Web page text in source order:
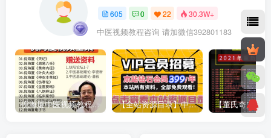
605 0 22 30.3W+
中医视频教程咨询 请加微信392801183
倪海厦中医视频教程全集针灸天纪神农本草经人纪伤寒论大成黄帝内经-百度网盘下载 【全站资源目录】中医视频教程合集目录2万G【钻石会员可看全站资源】